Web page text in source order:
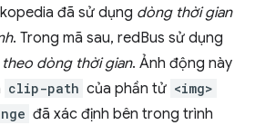
đã sử dụng dòng thời gian
. Trong mã sau, redBus sử dụng
dòng thời gian. Ảnh động này
clip-path của phần tử <img>
đã xác định bên trong trình